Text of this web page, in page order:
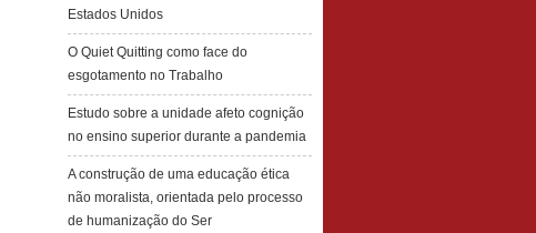
Estados Unidos
O Quiet Quitting como face do
esgotamento no Trabalho
Estudo sobre a unidade afeto cognição
no ensino superior durante a pandemia
A construção de uma educação ética
não moralista, orientada pelo processo
de humanização do Ser